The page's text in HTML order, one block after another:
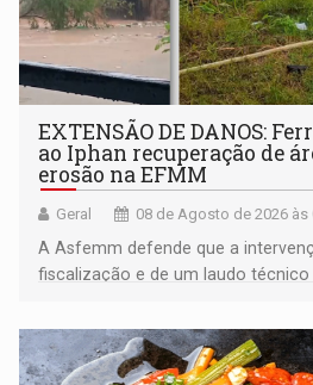
EXTENSÃO DE DANOS:
ao Iphan recuperação de
erosão na EFMM
Geral 08 de Agosto de 2026 às
A Asfemm defende que a
fiscalização e de um laudo